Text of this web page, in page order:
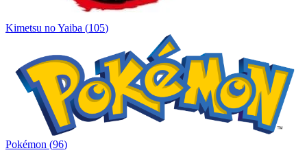
Kimetsu no Yaiba (105)
Pokémon (96)